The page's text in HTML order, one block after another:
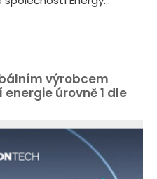
výrobcem
úrovně 1 dle